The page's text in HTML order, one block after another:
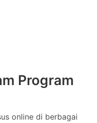
Program
online di berbagai